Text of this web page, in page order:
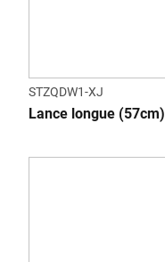
STZQDW1-XJ
Lance longue (57cm)